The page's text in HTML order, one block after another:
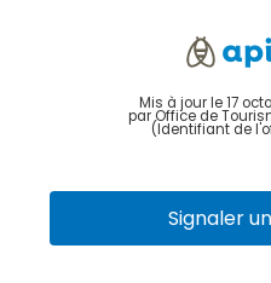
Mis à jour le 17
par Office de
(Identifiant de
Signaler